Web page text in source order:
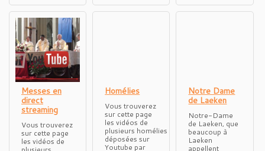
Messes en
direct
streaming
Vous trouverez
sur cette page
les vidéos de
Homélies
Vous trouverez
sur cette page
les vidéos de
plusieurs homélies
déposées sur
Youtube par
Notre Dame
de Laeken
Notre-Dame
de Laeken, que
beaucoup à
Laeken
appellent